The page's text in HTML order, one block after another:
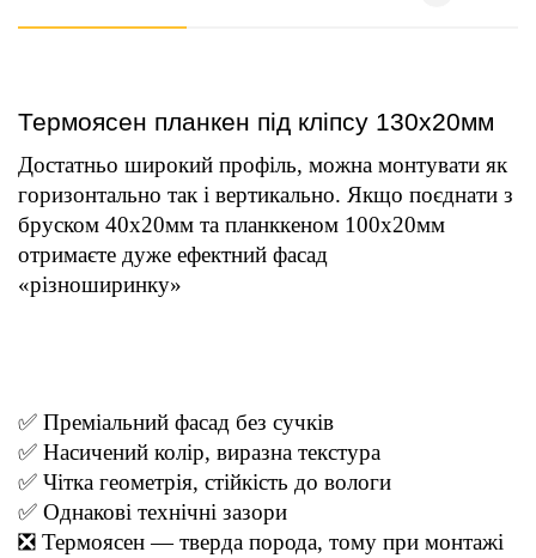
Термоясен планкен під кліпсу 130х20мм
Достатньо широкий профіль, можна монтувати як
горизонтально так і вертикально. Якщо поєднати з
бруском 40х20мм та планккеном 100х20мм
отримаєте дуже ефектний фасад
«різноширинку»
✅ Преміальний фасад без сучків
✅ Насичений колір, виразна текстура
✅ Чітка геометрія, стійкість до вологи
✅ Однакові технічні зазори
❎ Термоясен — тверда порода, тому при монтажі